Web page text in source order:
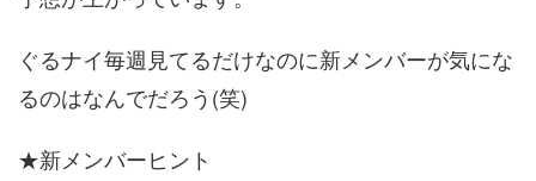
ぐるナイ毎週見てるだけなのに新メンバーが気にな
るのはなんでだろう(笑)
★新メンバーヒント